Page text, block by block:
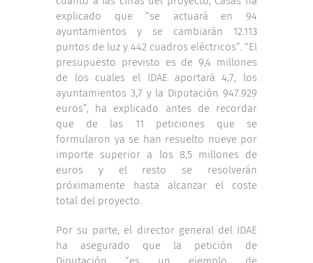
explicado que “se actuará en 94
ayuntamientos y se cambiarán 12.113
puntos de luz y 442 cuadros eléctricos”. “El
presupuesto previsto es de 9,4 millones
de los cuales el IDAE aportará 4,7, los
ayuntamientos 3,7 y la Diputación 947.929
euros”, ha explicado antes de recordar
que de las 11 peticiones que se
formularon ya se han resuelto nueve por
importe superior a los 8,5 millones de
euros y el resto se resolverán
próximamente hasta alcanzar el coste
total del proyecto.
Por su parte, el director general del IDAE
ha asegurado que la petición de